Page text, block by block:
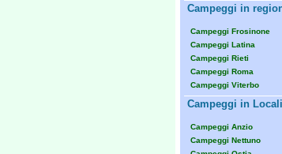
Campeggi in
Campeggi Frosinone
Campeggi Latina
Campeggi Rieti
Campeggi Roma
Campeggi Viterbo
Campeggi in
Campeggi Anzio
Campeggi Nettuno